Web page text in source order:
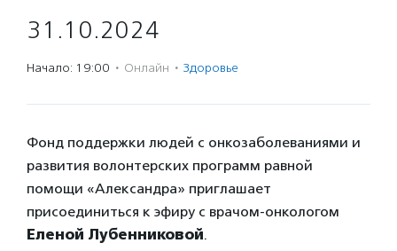
31.10.2024
Начало: 19:00 · Онлайн · Здоровье
Фонд поддержки людей с онкозаболеваниями и
развития волонтерских программ равной
помощи «Александра» приглашает
присоединиться к эфиру с врачом-онкологом
Еленой Лубенниковой.